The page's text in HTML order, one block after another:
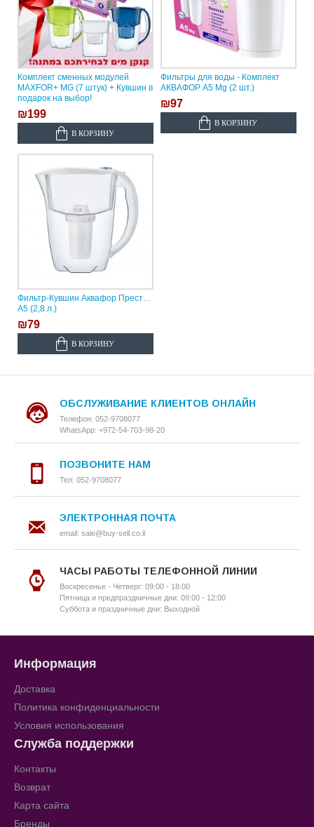
Комплект сменных модулей
MAXFOR+ MG (7 штук) + Кувшин в
подарок на выбор!
₪199
В КОРЗИНУ
Фильтры для воды - Комплект
АКВАФОР А5 Mg (2 шт.)
₪97
В КОРЗИНУ
Фильтр-Кувшин Аквафор Престиж
А5 (2,8 л.)
₪79
В КОРЗИНУ
ОБСЛУЖИВАНИЕ КЛИЕНТОВ ОНЛАЙН
Телефон: 052-9708077
WhatsApp: +972-54-703-98-20
ПОЗВОНИТЕ НАМ
Тел: 052-9708077
ЭЛЕКТРОННАЯ ПОЧТА
email: sale@buy-sell.co.il
ЧАСЫ РАБОТЫ ТЕЛЕФОННОЙ ЛИНИИ
Воскресенье - Четверг: 09:00 - 18:00
Пятница и предпраздничные дни: 09:00 - 12:00
Суббота и праздничные дни: Выходной
Информация
Доставка
Политика конфиденциальности
Условия использования
Служба поддержки
Контакты
Возврат
Карта сайта
Бренды